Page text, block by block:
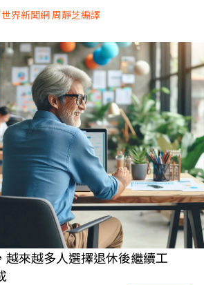
界新聞網 周靜芝編譯
越來越多人選擇退休後繼續工